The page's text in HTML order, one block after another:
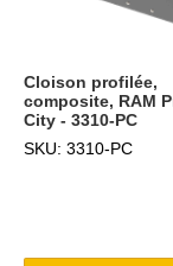
Cloison profilée,
composite, RAM
City - 3310-PC
SKU: 3310-PC